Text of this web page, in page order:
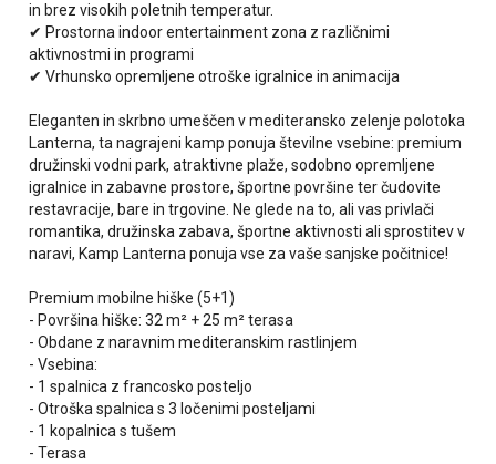
in brez visokih poletnih temperatur.
✔ Prostorna indoor entertainment zona z različnimi
aktivnostmi in programi
✔ Vrhunsko opremljene otroške igralnice in animacija
Eleganten in skrbno umeščen v mediteransko zelenje polotoka
Lanterna, ta nagrajeni kamp ponuja številne vsebine: premium
družinski vodni park, atraktivne plaže, sodobno opremljene
igralnice in zabavne prostore, športne površine ter čudovite
restavracije, bare in trgovine. Ne glede na to, ali vas privlači
romantika, družinska zabava, športne aktivnosti ali sprostitev v
naravi, Kamp Lanterna ponuja vse za vaše sanjske počitnice!
Premium mobilne hiške (5+1)
- Površina hiške: 32 m² + 25 m² terasa
- Obdane z naravnim mediteranskim rastlinjem
- Vsebina:
- 1 spalnica z francosko posteljo
- Otroška spalnica s 3 ločenimi posteljami
- 1 kopalnica s tušem
- Terasa